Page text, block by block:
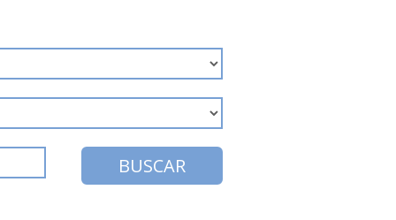
BUSCAR